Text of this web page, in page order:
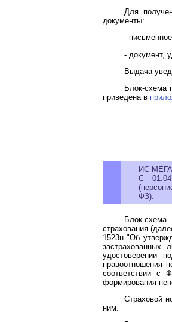
Для
документы:
-
- документ,
Выдача
Блок-схема
приведена в
ИС
С
ФЗ).
Блок-схема
страхования
1523н "Об
застрахованных
удостоверении
правоотношения
соответствии с
формирования
Страховой
ним.